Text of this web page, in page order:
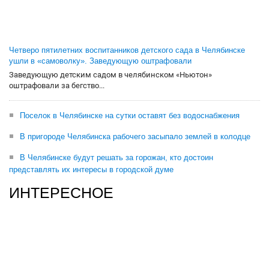
Четверо пятилетних воспитанников детского сада в Челябинске
ушли в «самоволку». Заведующую оштрафовали
Заведующую детским садом в челябинском «Ньютон»
оштрафовали за бегство...
Поселок в Челябинске на сутки оставят без водоснабжения
В пригороде Челябинска рабочего засыпало землей в колодце
В Челябинске будут решать за горожан, кто достоин
представлять их интересы в городской думе
ИНТЕРЕСНОЕ